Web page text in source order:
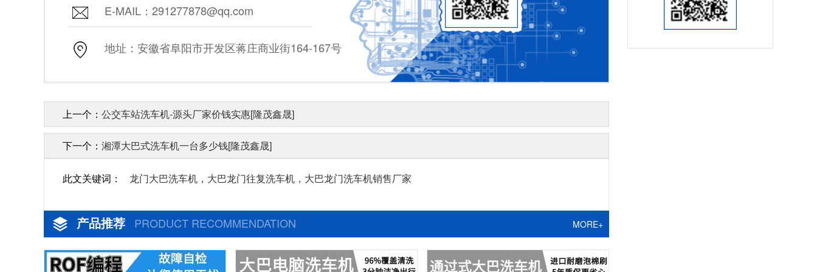
E-MAIL：291277878@qq.com
地址：安徽省阜阳市开发区蒋庄商业街164-167号
上一个： 公交车站洗车机-源头厂家价钱实惠[隆茂鑫晟]
下一个： 湘潭大巴式洗车机一台多少钱[隆茂鑫晟]
此文关键词： 龙门大巴洗车机，大巴龙门往复洗车机，大巴龙门洗车机销售厂家
产品推荐 PRODUCT RECOMMENDATION MORE+